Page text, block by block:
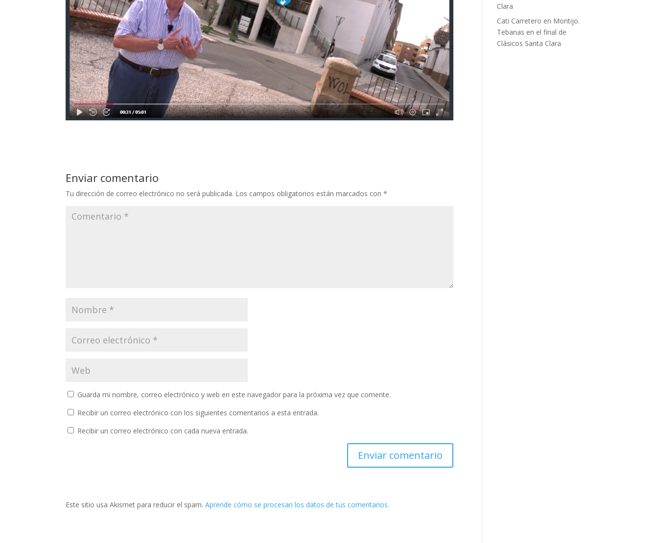
Enviar comentario
Tu dirección de correo electrónico no será publicada. Los campos obligatorios están marcados con*
Guarda mi nombre, correo electrónico y web en este navegador para la próxima vez que comente.
Recibir un correo electrónico con los siguientes comentarios a esta entrada.
Recibir un correo electrónico con cada nueva entrada.
Este sitio usa Akismet para reducir el spam.Aprende cómo se procesan los datos de tus comentarios.
Clara
Cati Carretero en Montijo.
Tebanas en el final de
Clásicos Santa Clara